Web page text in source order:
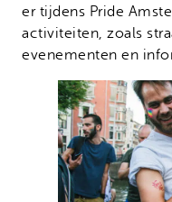
er tijdens Pride
activiteiten, zoals
evenementen en